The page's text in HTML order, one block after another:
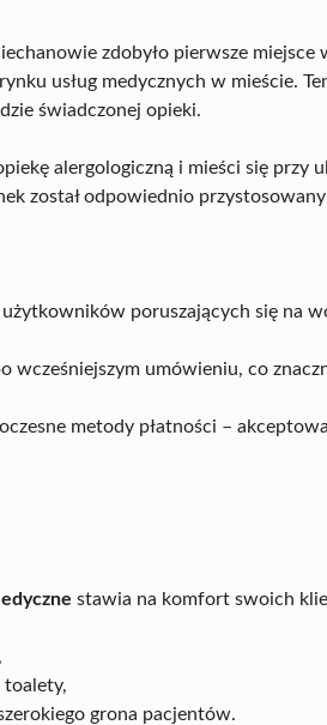
zdobyło pierwsze
usług medycznych w mieście.
świadczonej opieki.
alergologiczną i mieści się przy
został odpowiednio
poruszających się na
wcześniejszym umówieniu, co
metody płatności –
stawia na komfort swoich
toalety,
grona pacjentów.